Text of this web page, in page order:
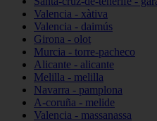
Valencia - xàtiva
Valencia - daimús
Girona - olot
Murcia - torre-pacheco
Alicante - alicante
Melilla - melilla
Navarra - pamplona
A-coruña - melide
Valencia - massanassa